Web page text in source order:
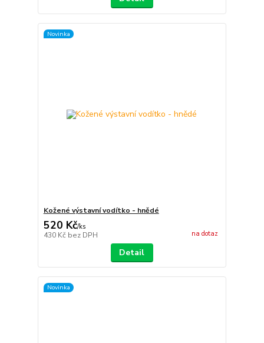
Novinka
Kožené výstavní vodítko - hnědé
520 Kč/ks
430 Kč bez DPH na dotaz
Detail
Novinka